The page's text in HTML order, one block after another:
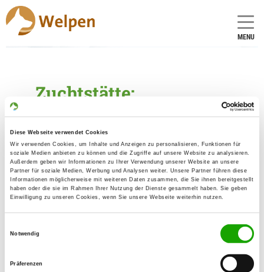
Diese Webseite verwendet Cookies
Wir verwenden Cookies, um Inhalte und Anzeigen zu personalisieren, Funktionen für
soziale Medien anbieten zu können und die Zugriffe auf unsere Website zu analysieren.
Außerdem geben wir Informationen zu Ihrer Verwendung unserer Website an unsere
Partner für soziale Medien, Werbung und Analysen weiter. Unsere Partner führen diese
Informationen möglicherweise mit weiteren Daten zusammen, die Sie ihnen bereitgestellt
haben oder die sie im Rahmen Ihrer Nutzung der Dienste gesammelt haben. Sie geben
Einwilligung zu unseren Cookies, wenn Sie unsere Webseite weiterhin nutzen.
Notwendig
Präferenzen
MENU
Zuchtstätte:
von der grauen
Schlucht
Gründungsdatum: 17.11.2005
Críador
Uwe Suppa
59399 Olfen
Kontakt